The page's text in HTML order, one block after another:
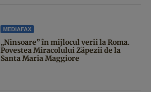
MEDIAFAX
„Ninsoare” în mijlocul verii la Roma.
Povestea Miracolului Zăpezii de la
Santa Maria Maggiore